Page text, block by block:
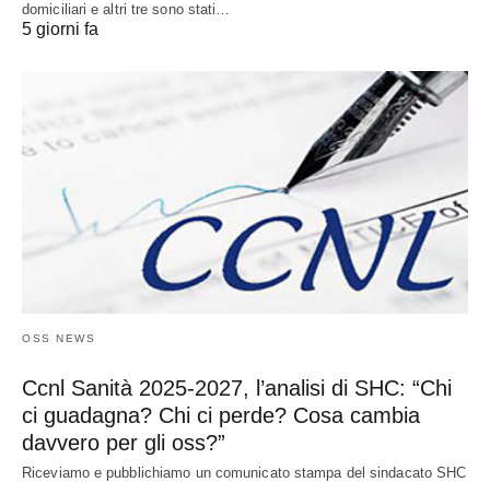
domiciliari e altri tre sono stati…
5 giorni fa
OSS NEWS
Ccnl Sanità 2025-2027, l’analisi di SHC: “Chi
ci guadagna? Chi ci perde? Cosa cambia
davvero per gli oss?”
Riceviamo e pubblichiamo un comunicato stampa del sindacato SHC